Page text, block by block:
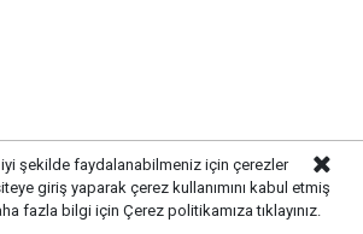
şekilde faydalanabilmeniz için çerezler
giriş yaparak çerez kullanımını kabul etmiş
fazla bilgi için Çerez politikamıza tıklayınız.